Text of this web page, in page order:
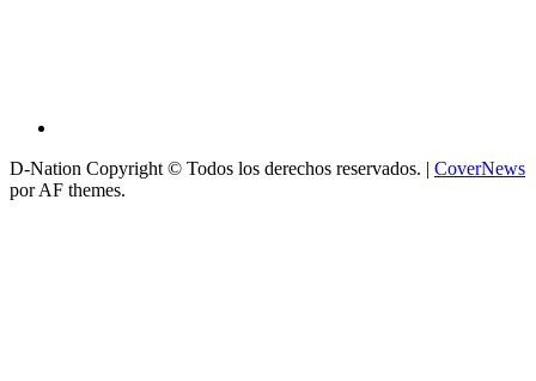
D-Nation Copyright © Todos los derechos reservados. | CoverNews
por AF themes.